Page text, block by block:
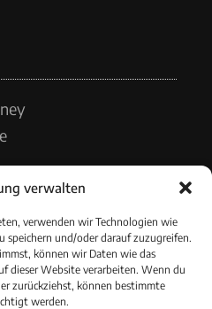
verwalten
verwenden wir Technologien wie
speichern und/oder darauf zuzugreifen.
können wir Daten wie das
dieser Website verarbeiten. Wenn du
zurückziehst, können bestimmte
werden.